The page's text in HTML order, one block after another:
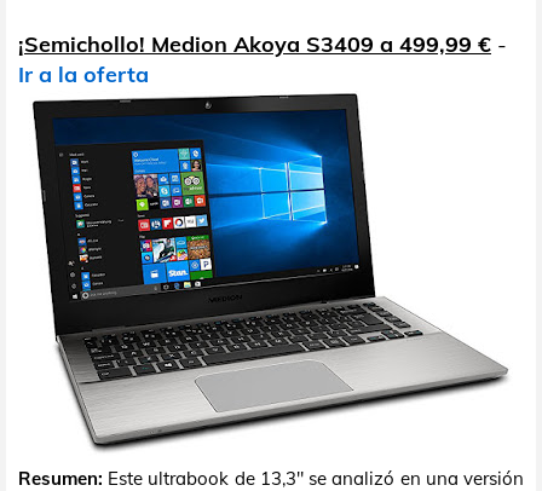
¡Semichollo! Medion Akoya S3409 a 499,99 € -
Ir a la oferta
Resumen: Este ultrabook de 13,3" se analizó en una versión